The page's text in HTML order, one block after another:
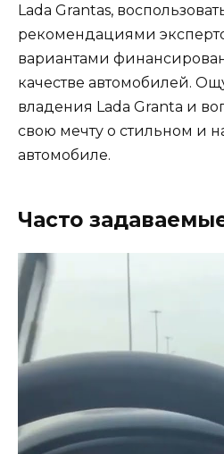
Lada Grantas,
рекомендациями
вариантами
качестве автомобилей.
владения Lada Granta и
свою мечту о стильном и
автомобиле.
Часто